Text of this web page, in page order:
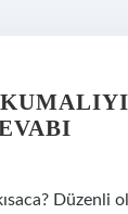
Düzenli